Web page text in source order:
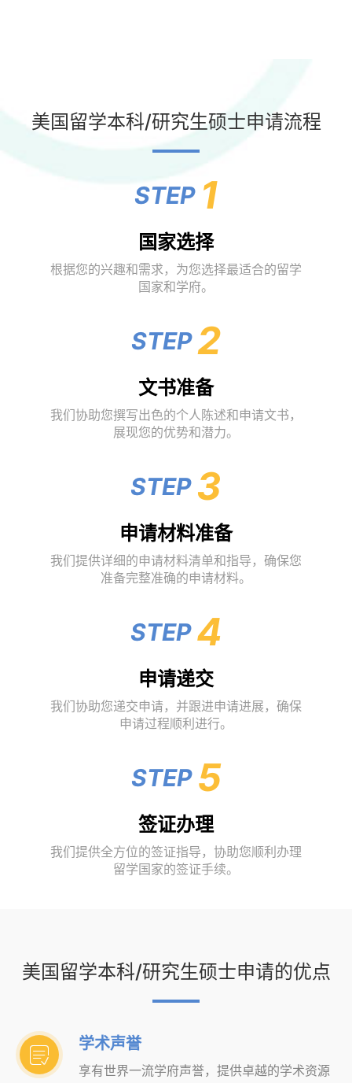
美国留学本科/研究生硕士申请流程
STEP 1
国家选择
根据您的兴趣和需求，为您选择最适合的留学
国家和学府。
STEP2
文书准备
我们协助您撰写出色的个人陈述和申请文书，
展现您的优势和潜力。
STEP 3
申请材料准备
我们提供详细的申请材料清单和指导，确保您
准备完整准确的申请材料。
STEP4
申请递交
我们协助您递交申请，并跟进申请进展，确保
申请过程顺利进行。
STEP 5
签证办理
我们提供全方位的签证指导，协助您顺利办理
留学国家的签证手续。
美国留学本科/研究生硕士申请的优点
学术声誉
享有世界一流学府声誉，提供卓越的学术资源
